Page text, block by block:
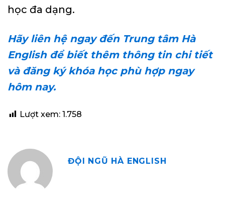
học đa dạng.
Hãy liên hệ ngay đến Trung tâm Hà
English để biết thêm thông tin chi tiết
và đăng ký khóa học phù hợp ngay
hôm nay.
Lượt xem: 1.758
ĐỘI NGŨ HÀ ENGLISH